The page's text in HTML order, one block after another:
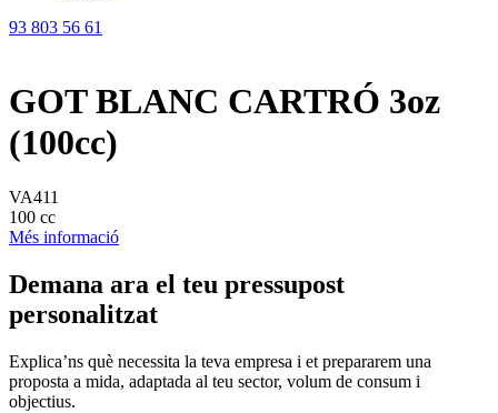
93 803 56 61
GOT BLANC CARTRÓ 3oz
(100cc)
VA411
100 cc
Més informació
Demana ara el teu pressupost
personalitzat
Explica’ns què necessita la teva empresa i et prepararem una
proposta a mida, adaptada al teu sector, volum de consum i
objectius.